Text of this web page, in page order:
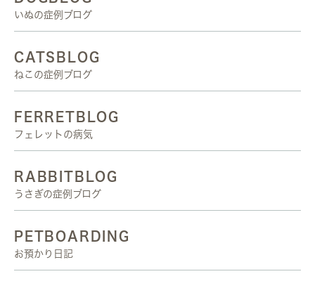
いぬの症例ブログ
CATSBLOG
ねこの症例ブログ
FERRETBLOG
フェレットの病気
RABBITBLOG
うさぎの症例ブログ
PETBOARDING
お預かり日記